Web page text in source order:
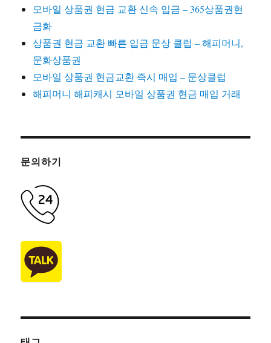
모바일 상품권 현금 교환 신속 입금 – 365상품권현
금화
상품권 현금 교환 빠른 입금 문상 클럽 – 해피머니,
문화상품권
모바일 상품권 현금교환 즉시 매입 – 문상클럽
해피머니 해피캐시 모바일 상품권 현금 매입 거래
문의하기